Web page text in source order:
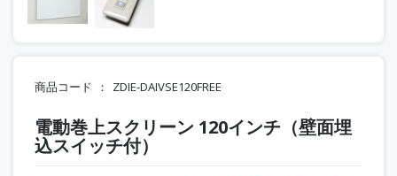
商品コード ZDIE-DAIVSE120FREE
電動巻上スクリーン 120インチ（壁面埋
込スイッチ付）